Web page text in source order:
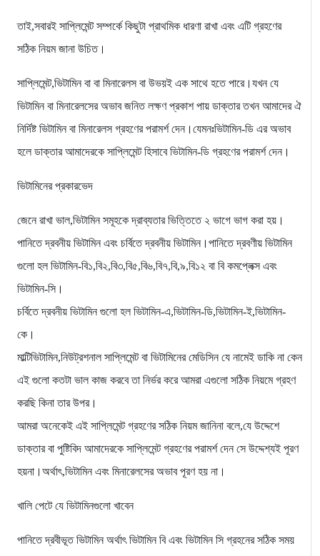
তাই,সবারই সাপ্লিমেন্ট সম্পর্কে কিছুটা প্রাথমিক ধারণা রাখা এবং এটি গ্রহণের
সঠিক নিয়ম জানা উচিত।
সাপ্লিমেন্ট,ভিটামিন বা বা মিনারেলস বা উভয়ই এক সাথে হতে পারে।যখন যে
ভিটামিন বা মিনারেলসের অভাব জনিত লক্ষণ প্রকাশ পায় ডাক্তার তখন আমাদের ঐ
নির্দিষ্ট ভিটামিন বা মিনারেলস গ্রহণের পরামর্শ দেন।যেমনঃভিটামিন-ডি এর অভাব
হলে ডাক্তার আমাদেরকে সাপ্লিমেন্ট হিসাবে ভিটামিন-ডি গ্রহণের পরামর্শ দেন।
ভিটামিনের প্রকারভেদ
জেনে রাখা ভাল,ভিটামিন সমূহকে দ্রাব্যতার ভিত্তিতে ২ ভাগে ভাগ করা হয়।
পানিতে দ্রবনীয় ভিটামিন এবং চর্বিতে দ্রবনীয় ভিটামিন।পানিতে দ্রবণীয় ভিটামিন
গুলো হল ভিটামিন-বি১,বি২,বি৩,বি৫,বি৬,বি৭,বি,৯,বি১২ বা বি কমপ্লেক্স এবং
ভিটামিন-সি।
চর্বিতে দ্রবনীয় ভিটামিন গুলো হল ভিটামিন-এ,ভিটামিন-ডি,ভিটামিন-ই,ভিটামিন-
কে।
মাল্টিভিটামিন,নিউট্রশনাল সাপ্লিমেন্ট বা ভিটামিনের মেডিসিন যে নামেই ডাকি না কেন
এই গুলো কতটা ভাল কাজ করবে তা নির্ভর করে আমরা এগুলো সঠিক নিয়মে গ্রহণ
করছি কিনা তার উপর।
আমরা অনেকেই এই সাপ্লিমেন্ট গ্রহণের সঠিক নিয়ম জানিনা বলে,যে উদ্দেশে
ডাক্তার বা পুষ্টিবিদ আমাদেরকে সাপ্লিমেন্ট গ্রহণের পরামর্শ দেন সে উদ্দেশ্যই পূরণ
হয়না।অর্থাৎ,ভিটামিন এবং মিনারেলসের অভাব পূরণ হয় না।
খালি পেটে যে ভিটামিনগুলো খাবেন
পানিতে দ্রবীভূত ভিটামিন অর্থাৎ ভিটামিন বি এবং ভিটামিন সি গ্রহনের সঠিক সময়